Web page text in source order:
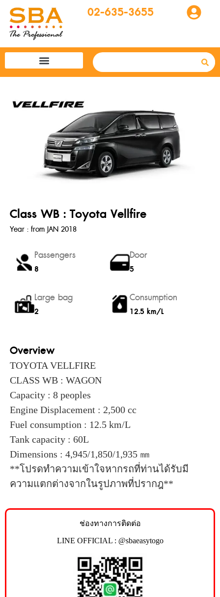
02-635-3655
Class WB : Toyota Vellfire
Year : from JAN 2018
Passengers
8
Door
5
Large bag
2
Consumption
12.5 km/L
Overview
TOYOTA VELLFIRE
CLASS WB : WAGON
Capacity : 8 peoples
Engine Displacement : 2,500 cc
Fuel consumption : 12.5 km/L
Tank capacity : 60L
Dimensions : 4,945/1,850/1,935 ㎜
**โปรดทำความเข้าใจหากรถที่ท่านได้รับมี
ความแตกต่างจากในรูปภาพที่ปรากฎ**
ช่องทางการติดต่อ
LINE OFFICIAL : @sbaeasytogo